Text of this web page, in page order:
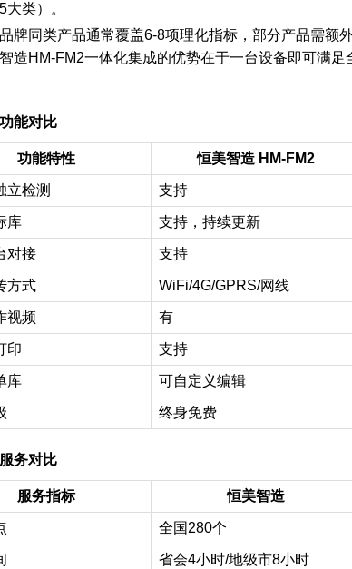
类）。
牌同类产品通常覆盖6-8项理化指标，部分产品需额
造HM-FM2一体化集成的优势在于一台设备即可满
能对比
功能特性 恒美智造 HM-FM2
立检测 支持
库 支持，持续更新
对接 支持
方式 WiFi/4G/GPRS/网线
视频 有
印 支持
库 可自定义编辑
终身免费
务对比
服务指标 恒美智造
全国280个
省会4小时/地级市8小时